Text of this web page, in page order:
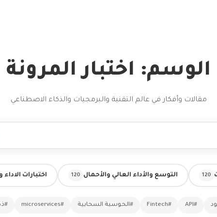
الوسم: اختبار المرونة
مقالات وأفكار في عالم التقنية والبرمجيات والذكاء الاصطناعي
120 التوسع والأداء العالي والأحمال 120 اختبارات الاداء
#API
#Fintech #الحوسبة السحابية #microservices